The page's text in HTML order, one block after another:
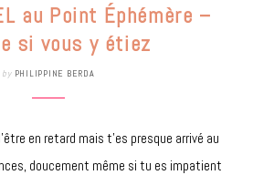
au Point Éphémère –
si vous y étiez
by PHILIPPINE BERDA
en retard mais t’es presque arrivé au
doucement même si tu es impatient